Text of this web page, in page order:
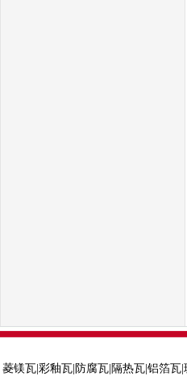
菱镁瓦|彩釉瓦|防腐瓦|隔热瓦|铝箔